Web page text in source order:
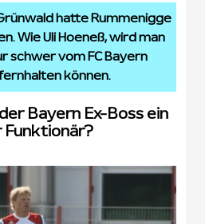
hatte Rummenigge
Wie Uli Hoeneß, wird man
schwer vom FC Bayern
können.
Bayern Ex-Boss ein
Funktionär?